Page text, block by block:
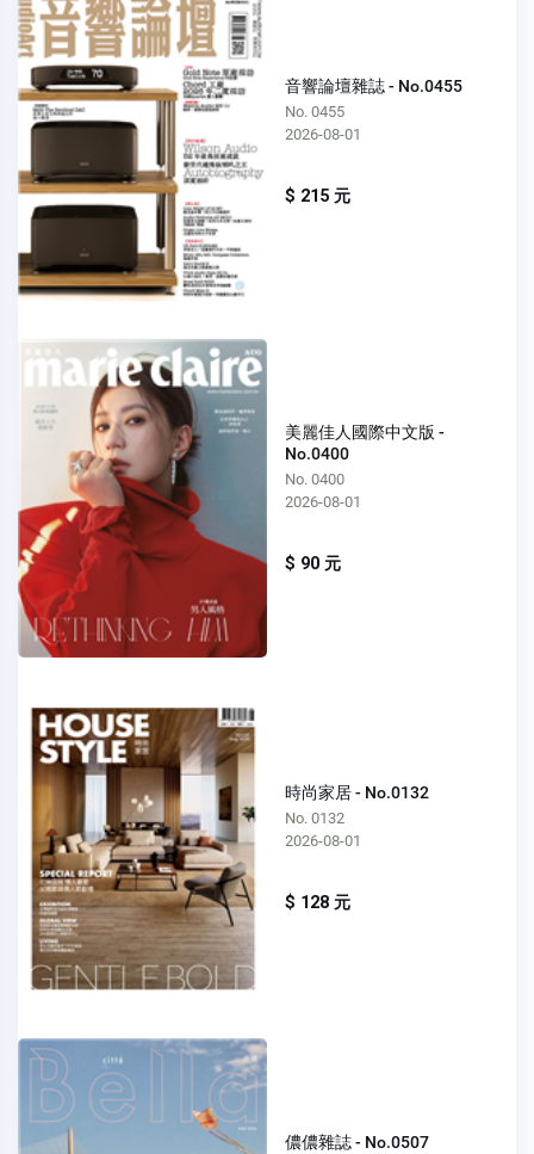
音響論壇雜誌 - No.0455
No. 0455
2026-08-01
$ 215 元
美麗佳人國際中文版 -
No.0400
No. 0400
2026-08-01
$ 90 元
時尚家居 - No.0132
No. 0132
2026-08-01
$ 128 元
儂儂雜誌 - No.0507